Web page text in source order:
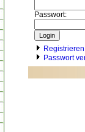
Passwort:
Registrieren
Passwort